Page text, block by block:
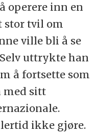
operere inn en
stor tvil om
ville bli å se
uttrykte han
å fortsette som
med sitt
ikke gjøre.